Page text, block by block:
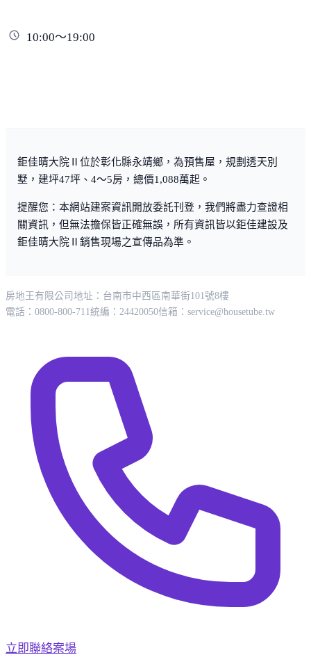
社頭商圈
10:00～19:00
鉅佳晴大院Ⅱ位於彰化縣永靖鄉，為預售屋，規劃透天別
墅，建坪47坪、4～5房，總價1,088萬起。
提醒您：本網站建案資訊開放委託刊登，我們將盡力查證相
關資訊，但無法擔保皆正確無誤，所有資訊皆以鉅佳建設及
鉅佳晴大院Ⅱ銷售現場之宣傳品為準。
房地王有限公司 地址：台南市中西區南華街101號8樓
電話：0800-800-711統編：24420050信箱： service@housetube.tw
立即聯絡案場